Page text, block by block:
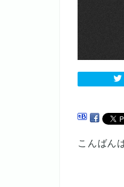
こんばん